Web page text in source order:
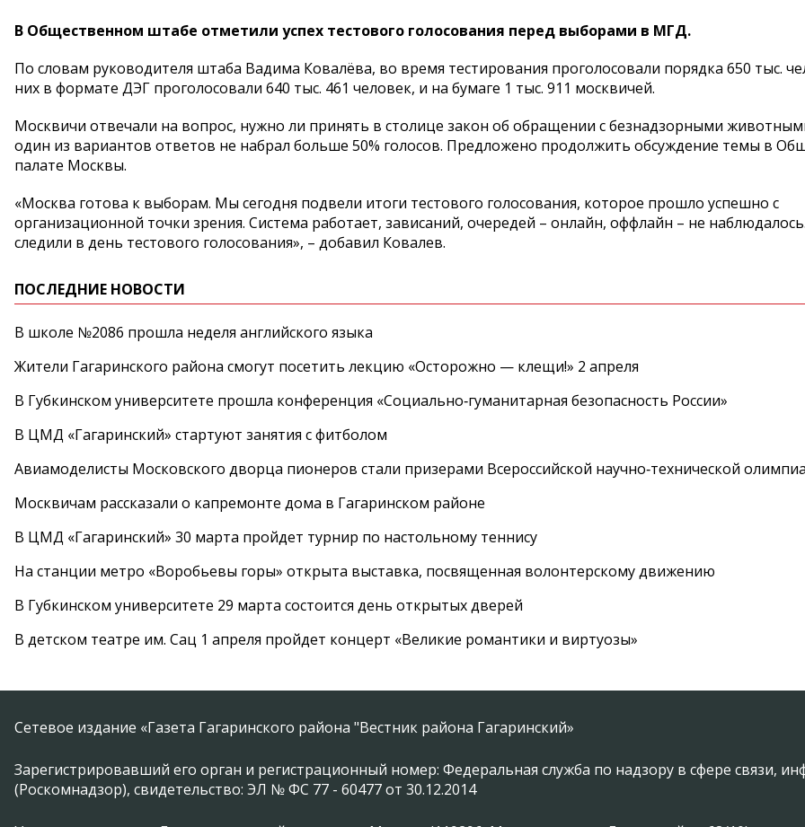
В Общественном штабе отметили успех тестового голосования перед выборами в МГД.
По словам руководителя штаба Вадима Ковалёва, во время тестирования проголосовали порядка 650 тыс.
них в формате ДЭГ проголосовали 640 тыс. 461 человек, и на бумаге 1 тыс. 911 москвичей.
Москвичи отвечали на вопрос, нужно ли принять в столице закон об обращении с безнадзорными
один из вариантов ответов не набрал больше 50% голосов. Предложено продолжить обсуждение темы в
палате Москвы.
«Москва готова к выборам. Мы сегодня подвели итоги тестового голосования, которое прошло успешно с
организационной точки зрения. Система работает, зависаний, очередей – онлайн, оффлайн – не
следили в день тестового голосования», – добавил Ковалев.
ПОСЛЕДНИЕ НОВОСТИ
В школе №2086 прошла неделя английского языка
Жители Гагаринского района смогут посетить лекцию «Осторожно — клещи!» 2 апреля
В Губкинском университете прошла конференция «Социально‑гуманитарная безопасность России»
В ЦМД «Гагаринский» стартуют занятия с фитболом
Авиамоделисты Московского дворца пионеров стали призерами Всероссийской научно‑технической
Москвичам рассказали о капремонте дома в Гагаринском районе
В ЦМД «Гагаринский» 30 марта пройдет турнир по настольному теннису
На станции метро «Воробьевы горы» открыта выставка, посвященная волонтерскому движению
В Губкинском университете 29 марта состоится день открытых дверей
В детском театре им. Сац 1 апреля пройдет концерт «Великие романтики и виртуозы»
Сетевое издание «Газета Гагаринского района "Вестник района Гагаринский»
Зарегистрировавший его орган и регистрационный номер: Федеральная служба по надзору в сфере связи,
(Роскомнадзор), свидетельство: ЭЛ № ФС 77 - 60477 от 30.12.2014